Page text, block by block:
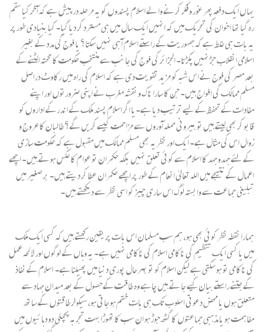
یہاں ایک دفعہ پھر غور و فکر کرنے والے اسلام پسندوں کو یہ مرحلہ درپیش ہے کہ آخر کیا سقم
رہ گیا تھا اخوان کی تحریک میں کہ انہیں ایک سال میں ہی مسترد کر دیا گیا۔ کیا بنیادی طور پر
یہ بات ہی غلط ہے کہ جمہوریت کے راستے اسلام آ ہی نہیں سکتا؟ یا فوج کی مدد کے بغیر
اسلامی انقلاب جڑ نہیں پکڑتا۔ الجزائر کی فوج کی جانب سے منتخب حکومت کا تختہ الٹنے کے
بعد مصر کی فوج نے اس شبہ کو مزید تقویت دی ہے کہ اسلام کی راہ میں رکاوٹ دراصل
مسلم ممالک کی افواج ہیں۔ جن کا سارا ناک و نقشہ مغرب نے اپنی ضرورتوں اور اپنے
مفادات کے تحفظ کے لیے ترتیب دیا ہے۔یا اگر اسلام پسند ملک کے اندر کے اداروں کو
قابو کر بھی لیتے ہیں تو بیرونی حملہ آوروں سے مزاحمت کیسے کریں گے؟ طالبان کا عروج و
زوال اس کی مثال ہے۔ ایک اور نظریہ بھی مسلم ممالک میں مقبول ہے کہ حکومت سازی
کے لئے جہدو جہد کا اسلام سے کوئی تعلق نہیں بلکہ حکمران تو عوام کا عکس ہوتے ہیں۔ اچھے
اعمال کے نتیجے میں اللہ تعالیٰ انعام کے طور پر اچھے حکمران عطا کر دیتے ہیں۔ بر صغیر میں
تبلیغی جماعت سے وابستہ لوگ اس ساری چیز کو اسی نظر سے دیکھتے ہیں۔
ہمارا نقطہ نظر کوئی بھی ہو، ہم سب مسلمان اس بات پر یقین رکھتے ہیں کہ کسی ایک ملک
میں یا کسی ایک تنظیم کی ناکامی اسلام کی ناکامی نہیں ہے۔ یہ وہاں کے لوگوں اور لائحہ عمل
کی ناکامی تو ہو سکتی ہے لیکن اسلام کو تو بہرحال پوری دنیا میں پھیلنا ہے۔ اسلام کے نفاذ
کے جتنے راستے بیان کیے جاتے ہیں چاہے وہ طاقت کےحصول کے بعد میدان جہاد سے
متعلق ہوں یا محض دعوتی اسلوب تک ہی بات ختم ہو جاتی ہو،سیکولر طاقتوں کے ساتھ
مفاہمت ہو یا مذہبی جماعتوں کا گٹھ جوڑ ہو ان سب کا تھوڑا بہت تجربہ پچھلی دو دہائیوں میں